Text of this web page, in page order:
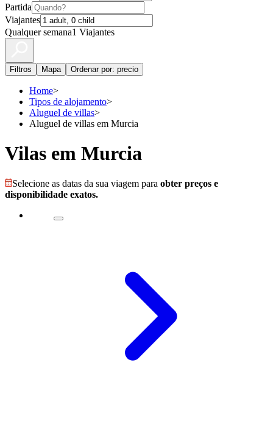
Partida
Viajantes
Qualquer semana1 Viajantes
Filtros Mapa Ordenar por: precio
Home>
Tipos de alojamento>
Aluguel de villas>
Aluguel de villas em Murcia
Vilas em Murcia
Selecione as datas da sua viagem para obter preços e
disponibilidade exatos.